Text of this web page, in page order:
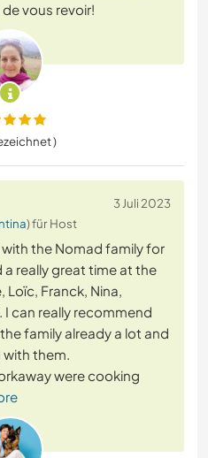
vous revoir!
)
3 Juli 2023
) für Host
the Nomad family for
a really great time at the
Loïc, Franck, Nina,
I can really recommend
family already a lot and
with them.
were cooking